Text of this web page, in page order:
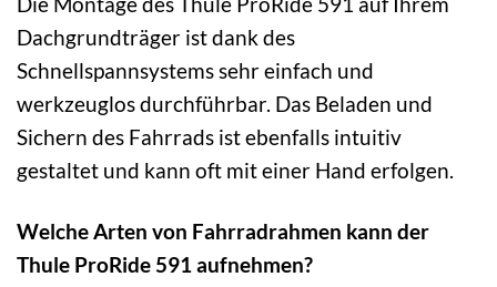
Dachgrundträger ist dank des
Schnellspannsystems sehr einfach und
werkzeuglos durchführbar. Das Beladen und
Sichern des Fahrrads ist ebenfalls intuitiv
gestaltet und kann oft mit einer Hand erfolgen.
Welche Arten von Fahrradrahmen kann der
Thule ProRide 591 aufnehmen?